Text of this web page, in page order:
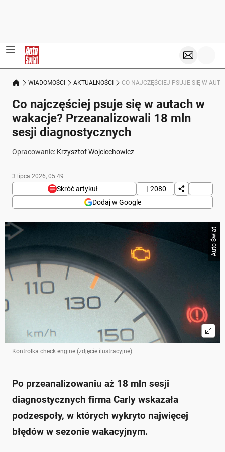
WIADOMOŚCI AKTUALNOŚCI CO NAJCZĘŚCIEJ PSUJE SIĘ W
Co najczęściej psuje się w autach w
wakacje? Przeanalizowali 18 mln
sesji diagnostycznych
Opracowanie: Krzysztof Wojciechowicz
3 lipca 2026, 05:49
Skróć artykuł
2080
Dodaj w Google
Poniżej streszczenie artykułu:
Skrót przygotowany przez Onet Czat z AI, może zawierać błędy.
Najczęściej psującym się elementem samochodów w
wakacje są błędy silnika, które występują w 57,8%
analizowanych pojazdów.
Na drugim miejscu uplasowała się klimatyzacja, z
problemami w 33,7% samochodów.
Błędy systemów ostrzegawczych i zestawów
wskaźników wystąpiły w 30,7% przypadków.
W 18,5% aut pojawiły się usterki w systemie
Problemy z elektroniką sygnalizowane były w 17,4%
Zapytaj o więcej Onet Czat z AI
Auto Świat
Kontrolka check engine (zdjęcie ilustracyjne)
Po przeanalizowaniu aż 18 mln sesji
diagnostycznych firma Carly wskazała
podzespoły, w których wykryto najwięcej
błędów w sezonie wakacyjnym.